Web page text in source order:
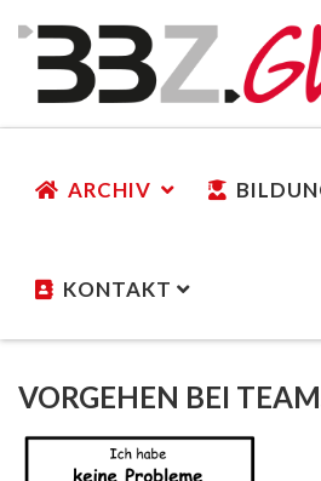
ARCHIV
KONTAKT
VORGEHEN BEI